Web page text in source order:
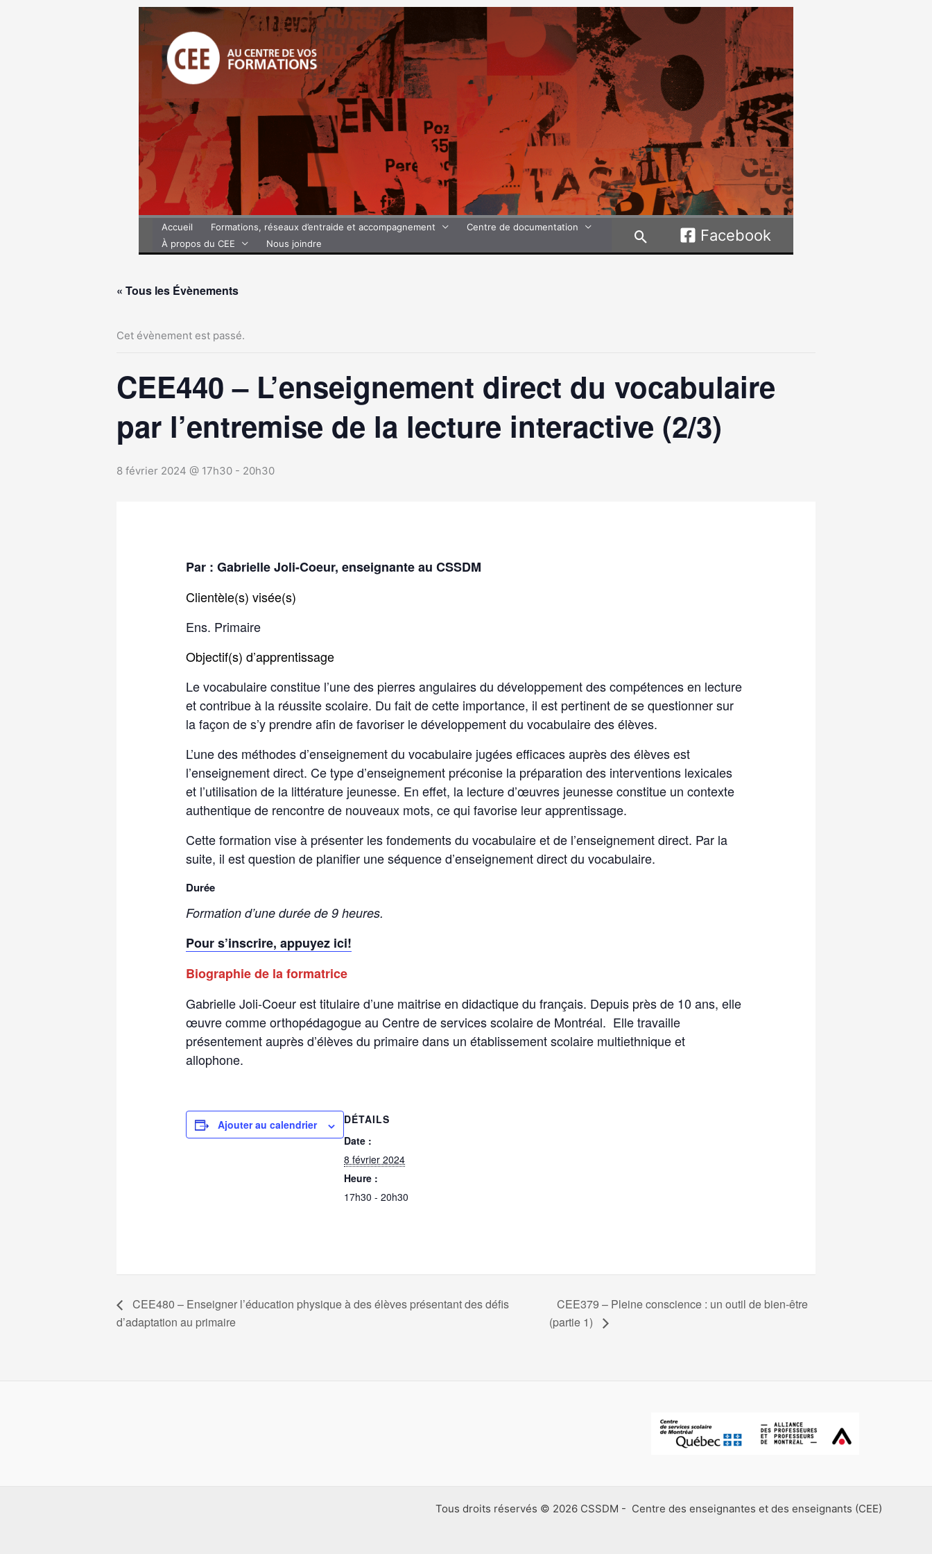
Accueil Formations, réseaux d’entraide et accompagnement
Centre de documentation
À propos du CEE
Nous joindre RechercherFacebook
« Tous les Évènements
Cet évènement est passé.
CEE440 – L’enseignement direct du vocabulaire
par l’entremise de la lecture interactive (2/3)
8 février 2024 @ 17h30 - 20h30
Par : Gabrielle Joli-Coeur, enseignante au CSSDM
Clientèle(s) visée(s)
Ens. Primaire
Objectif(s) d’apprentissage
Le vocabulaire constitue l’une des pierres angulaires du développement des compétences en lecture
et contribue à la réussite scolaire. Du fait de cette importance, il est pertinent de se questionner sur
la façon de s’y prendre afin de favoriser le développement du vocabulaire des élèves.
L’une des méthodes d’enseignement du vocabulaire jugées efficaces auprès des élèves est
l’enseignement direct. Ce type d’enseignement préconise la préparation des interventions lexicales
et l’utilisation de la littérature jeunesse. En effet, la lecture d’œuvres jeunesse constitue un contexte
authentique de rencontre de nouveaux mots, ce qui favorise leur apprentissage.
Cette formation vise à présenter les fondements du vocabulaire et de l’enseignement direct. Par la
suite, il est question de planifier une séquence d’enseignement direct du vocabulaire.
Durée
Formation d’une durée de 9 heures.
Pour s’inscrire, appuyez ici!
Biographie de la formatrice
Gabrielle Joli-Coeur est titulaire d’une maitrise en didactique du français. Depuis près de 10 ans, elle
œuvre comme orthopédagogue au Centre de services scolaire de Montréal. Elle travaille
présentement auprès d’élèves du primaire dans un établissement scolaire multiethnique et
allophone.
Ajouter au calendrier
DÉTAILS
Date :
8 février 2024
Heure :
17h30 - 20h30
CEE480 – Enseigner l’éducation physique à des élèves présentant des défis
d’adaptation au primaire
CEE379 – Pleine conscience : un outil de bien-être
(partie 1)
Tous droits réservés © 2026 CSSDM - Centre des enseignantes et des enseignants (CEE)